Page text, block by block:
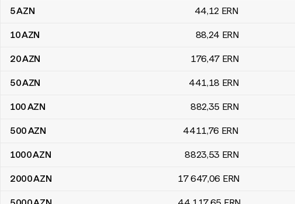
5AZN 44,12 ERN
10AZN 88,24 ERN
20AZN 176,47 ERN
50AZN 441,18 ERN
100AZN 882,35 ERN
500AZN 4411,76 ERN
1000AZN 8823,53 ERN
2000AZN 17 647,06 ERN